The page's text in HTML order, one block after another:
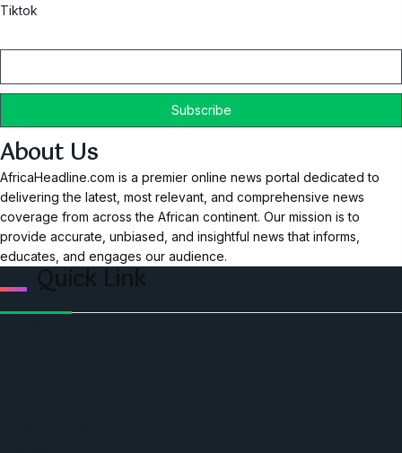
Tiktok
About Us
AfricaHeadline.com is a premier online news portal dedicated to
delivering the latest, most relevant, and comprehensive news
coverage from across the African continent. Our mission is to
provide accurate, unbiased, and insightful news that informs,
educates, and engages our audience.
Quick Link